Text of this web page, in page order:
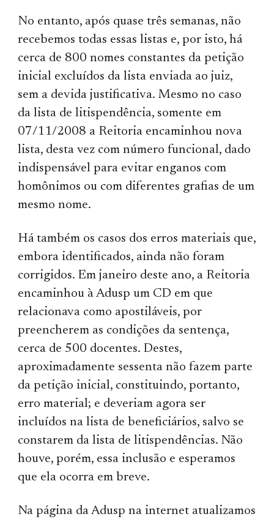
No entanto, após quase três semanas, não
recebemos todas essas listas e, por isto, há
cerca de 800 nomes constantes da petição
inicial excluídos da lista enviada ao juiz,
sem a devida justificativa. Mesmo no caso
da lista de litispendência, somente em
07/11/2008 a Reitoria encaminhou nova
lista, desta vez com número funcional, dado
indispensável para evitar enganos com
homônimos ou com diferentes grafias de um
mesmo nome.
Há também os casos dos erros materiais que,
embora identificados, ainda não foram
corrigidos. Em janeiro deste ano, a Reitoria
encaminhou à Adusp um CD em que
relacionava como apostiláveis, por
preencherem as condições da sentença,
cerca de 500 docentes. Destes,
aproximadamente sessenta não fazem parte
da petição inicial, constituindo, portanto,
erro material; e deveriam agora ser
incluídos na lista de beneficiários, salvo se
constarem da lista de litispendências. Não
houve, porém, essa inclusão e esperamos
que ela ocorra em breve.
Na página da Adusp na internet atualizamos